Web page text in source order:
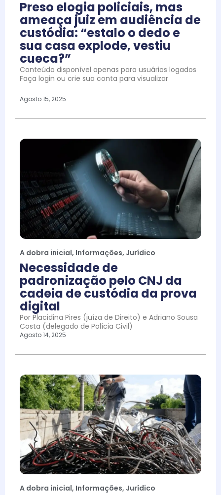
Preso elogia policiais, mas
ameaça juiz em audiência de
custódia: “estalo o dedo e
sua casa explode, vestiu
cueca?”
Conteúdo disponível apenas para usuários logados
Faça login ou crie sua conta para visualizar
Agosto 15, 2025
A dobra inicial, Informações, Jurídico
Necessidade de
padronização pelo CNJ da
cadeia de custódia da prova
digital
Por Placidina Pires (juíza de Direito) e Adriano Sousa
Costa (delegado de Polícia Civil)
Agosto 14, 2025
A dobra inicial, Informações, Jurídico